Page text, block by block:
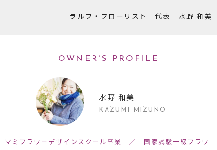
ラルフ・フローリスト 代表 水野 和美
OWNER’S PROFILE
水野 和美
KAZUMI MIZUNO
マミフラワーデザインスクール卒業 ／ 国家試験一級フラワ